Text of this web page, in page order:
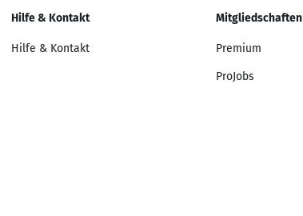
Hilfe & Kontakt
Hilfe & Kontakt
Mitgliedschaften
Premium
ProJobs